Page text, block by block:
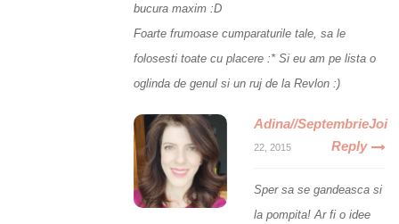
bucura maxim :D
Foarte frumoase cumparaturile tale, sa le
folosesti toate cu placere :* Si eu am pe lista o
oglinda de genul si un ruj de la Revlon :)
Adina//SeptembrieJoi
22, 2015 Reply
Sper sa se gandeasca si
la pompita! Ar fi o idee